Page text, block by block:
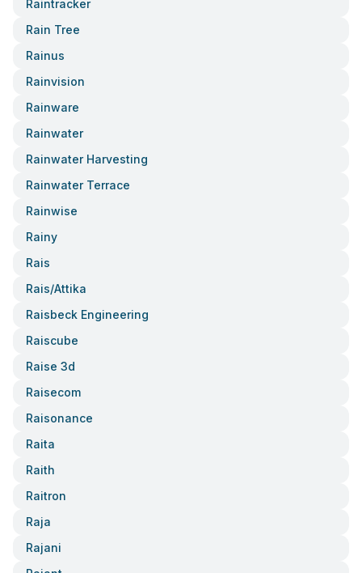
Raintracker
Rain Tree
Rainus
Rainvision
Rainware
Rainwater
Rainwater Harvesting
Rainwater Terrace
Rainwise
Rainy
Rais
Rais/attika
Raisbeck Engineering
Raiscube
Raise 3d
Raisecom
Raisonance
Raita
Raith
Raitron
Raja
Rajani